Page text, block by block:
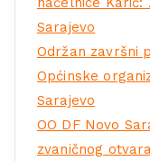
Sarajevo
Održan završni
Općinske
Sarajevo
OO DF Novo
zvaničnog